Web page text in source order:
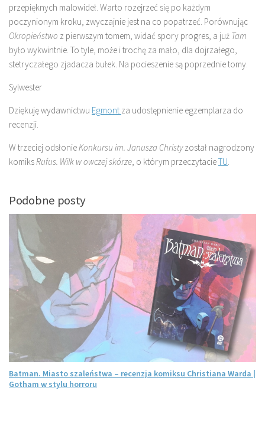
przepięknych malowideł. Warto rozejrzeć się po każdym
poczynionym kroku, zwyczajnie jest na co popatrzeć. Porównując
Okropieństwo z pierwszym tomem, widać spory progres, a już Tam
było wykwintnie. To tyle, może i trochę za mało, dla dojrzałego,
stetryczałego zjadacza bułek. Na pocieszenie są poprzednie tomy.
Sylwester
Dziękuję wydawnictwu Egmont za udostępnienie egzemplarza do
recenzji.
W trzeciej odsłonieKonkursu im. Janusza Christyzostał nagrodzony
komiksRufus. Wilk w owczej skórze, o którym przeczytacieTU.
Podobne posty
Batman. Miasto szaleństwa – recenzja komiksu Christiana Warda |
Gotham w stylu horroru